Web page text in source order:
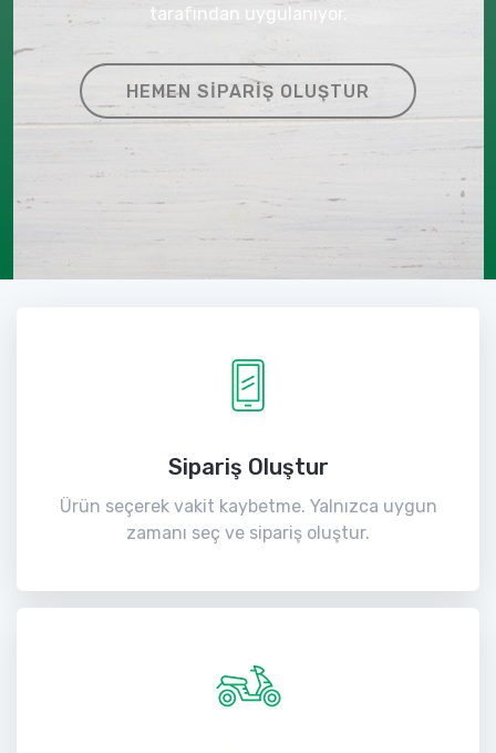
tarafından uygulanıyor.
HEMEN SIPARIŞ OLUŞTUR
Sipariş Oluştur
Ürün seçerek vakit kaybetme. Yalnızca uygun
zamanı seç ve sipariş oluştur.